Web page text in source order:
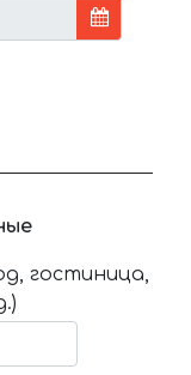
гостиница,